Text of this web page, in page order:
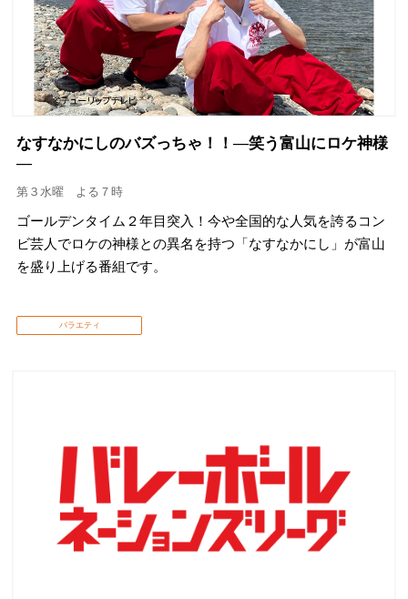
なすなかにしのバズっちゃ！！―笑う富山にロケ神様
―
第３水曜 よる７時
ゴールデンタイム２年目突入！今や全国的な人気を誇るコン
ビ芸人でロケの神様との異名を持つ「なすなかにし」が富山
を盛り上げる番組です。
バラエティ